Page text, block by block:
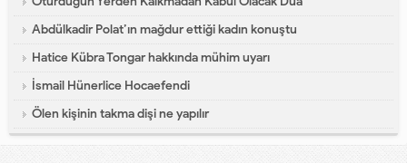
Abdülkadir Polat’ın mağdur ettiği kadın konuştu
Hatice Kübra Tongar hakkında mühim uyarı
İsmail Hünerlice Hocaefendi
Ölen kişinin takma dişi ne yapılır